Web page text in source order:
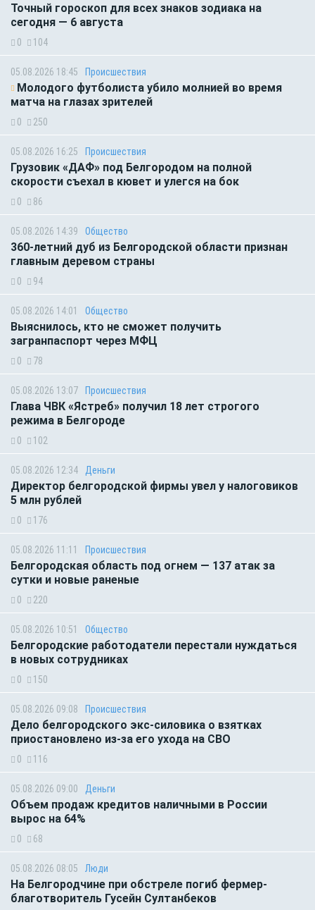
Точный гороскоп для всех знаков зодиака на
сегодня — 6 августа
0 104
05.08.2026 18:45 Происшествия
Молодого футболиста убило молнией во время
матча на глазах зрителей
0 250
05.08.2026 16:25 Происшествия
Грузовик «ДАФ» под Белгородом на полной
скорости съехал в кювет и улегся на бок
0 86
05.08.2026 14:39 Общество
360-летний дуб из Белгородской области признан
главным деревом страны
0 94
05.08.2026 14:01 Общество
Выяснилось, кто не сможет получить
загранпаспорт через МФЦ
0 78
05.08.2026 13:07 Происшествия
Глава ЧВК «Ястреб» получил 18 лет строгого
режима в Белгороде
0 102
05.08.2026 12:34 Деньги
Директор белгородской фирмы увел у налоговиков
5 млн рублей
0 176
05.08.2026 11:11 Происшествия
Белгородская область под огнем — 137 атак за
сутки и новые раненые
0 220
05.08.2026 10:51 Общество
Белгородские работодатели перестали нуждаться
в новых сотрудниках
0 150
05.08.2026 09:08 Происшествия
Дело белгородского экс-силовика о взятках
приостановлено из-за его ухода на СВО
0 116
05.08.2026 09:00 Деньги
Объем продаж кредитов наличными в России
вырос на 64%
0 68
05.08.2026 08:05 Люди
На Белгородчине при обстреле погиб фермер-
благотворитель Гусейн Султанбеков